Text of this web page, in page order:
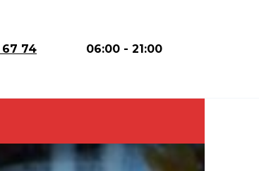
74 06:00 - 21:00